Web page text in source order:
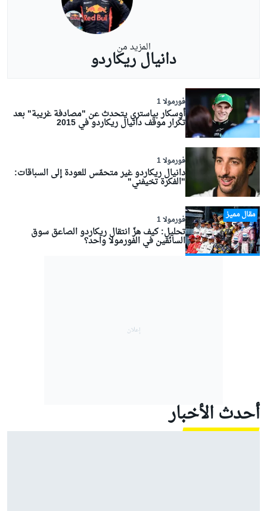
المزيد من
دانيال ريكاردو
فورمولا 1
أوسكار بياستري يتحدث عن "مصادفة غريبة" بعد
تكرار موقف دانيال ريكاردو في 2015
فورمولا 1
دانيال ريكاردو غير متحمّس للعودة إلى السباقات:
"الفكرة تخيفني"
مقال مميز فورمولا 1
تحليل: كيف هزّ انتقال ريكاردو الصاعق سوق
السائقين في الفورمولا واحد؟
أحدث الأخبار